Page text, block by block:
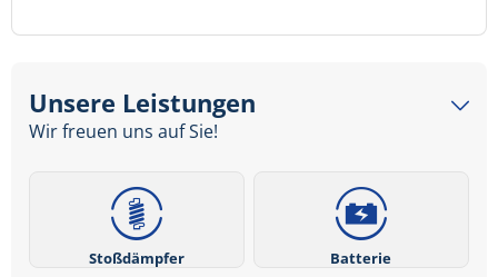
Unsere Leistungen
Wir freuen uns auf Sie!
Stoßdämpfer Batterie